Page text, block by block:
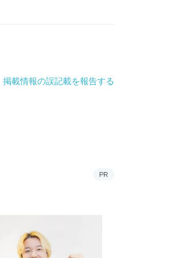
掲載情報の誤記載を報告する
PR